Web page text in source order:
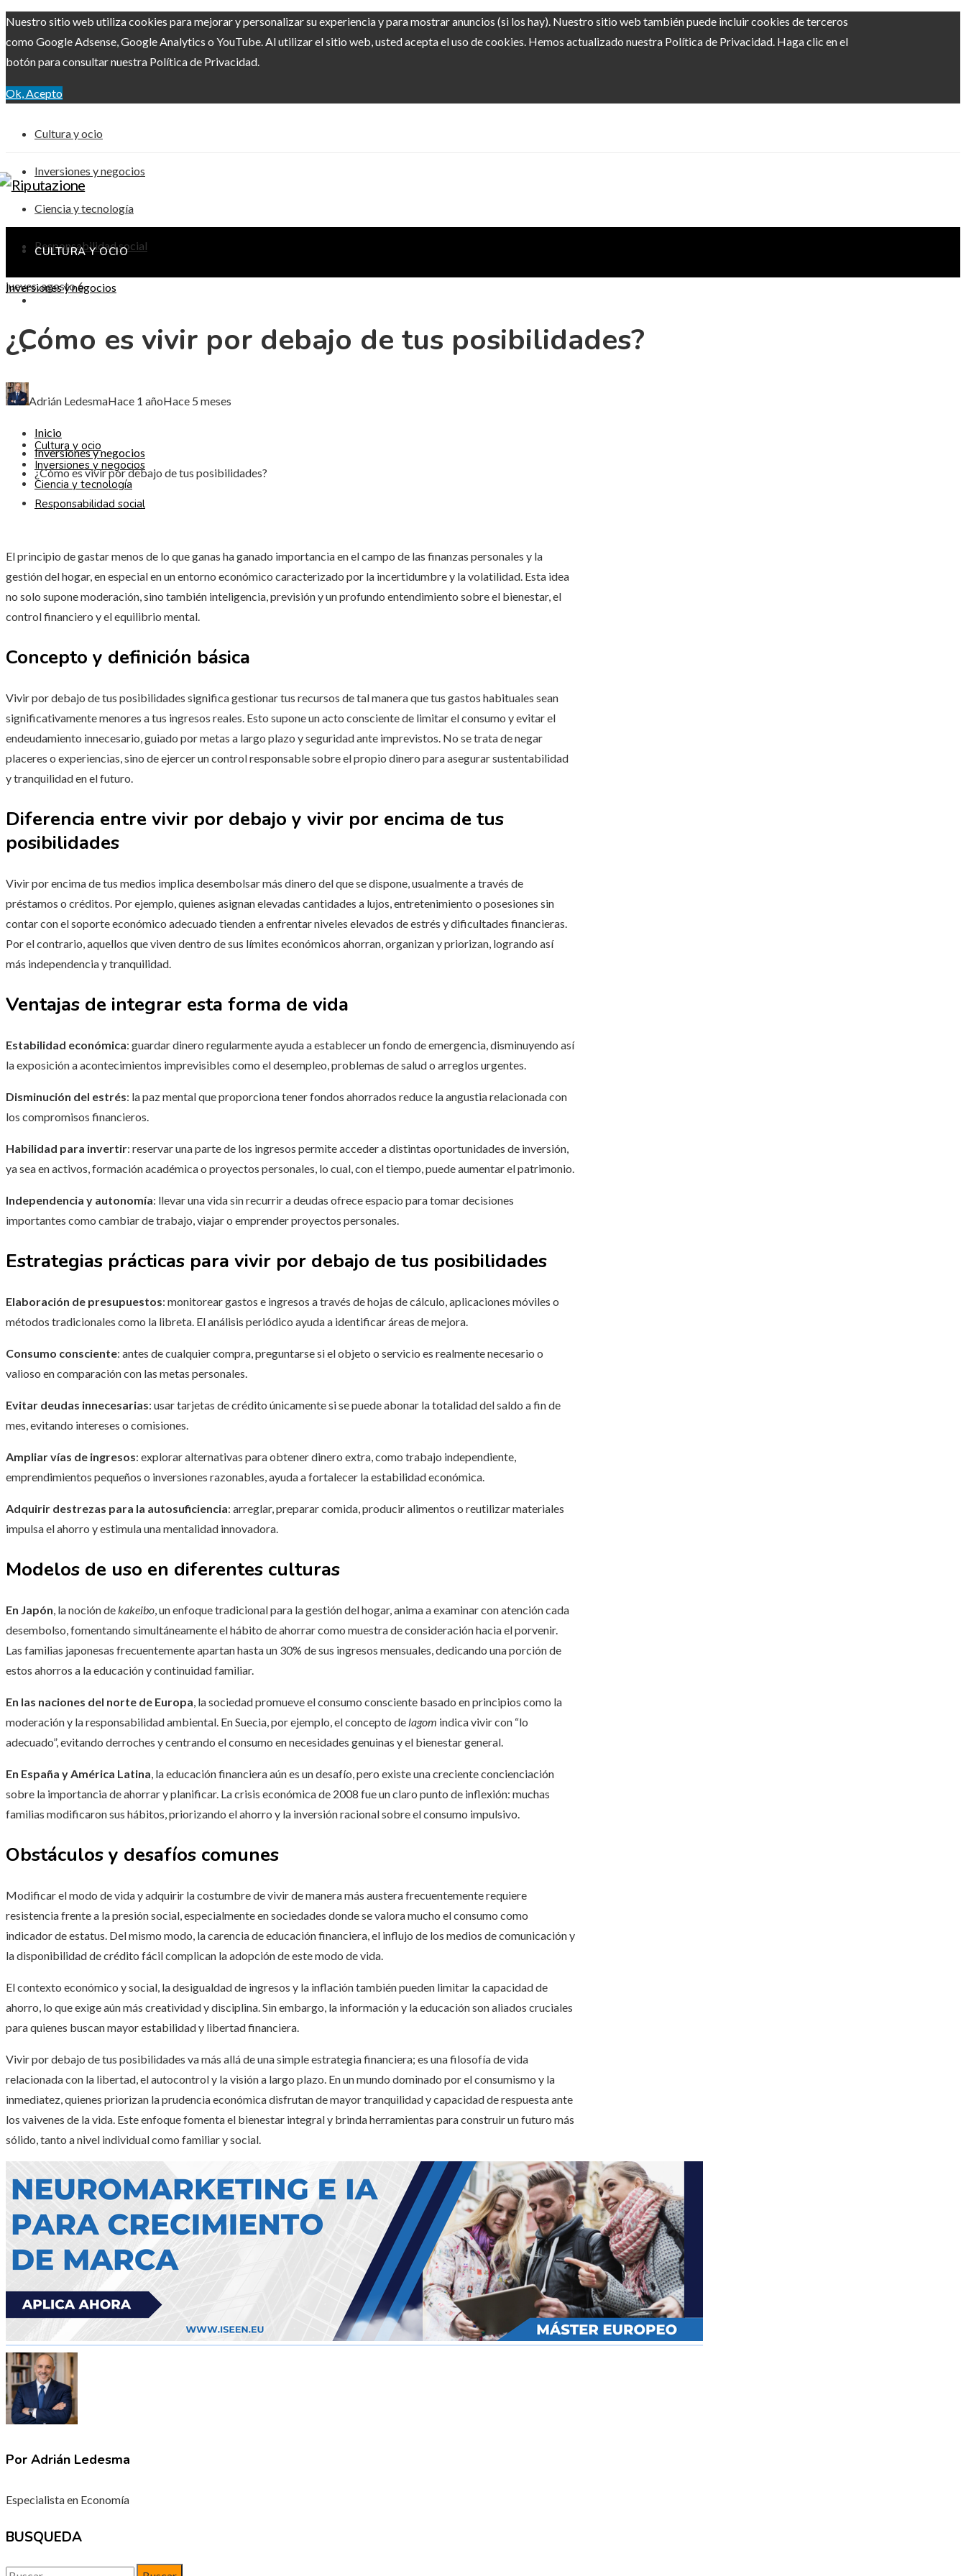
Nuestro sitio web utiliza cookies para mejorar y personalizar su experiencia y para mostrar anuncios (si los hay). Nuestro sitio web también puede incluir cookies de terceros
como Google Adsense, Google Analytics o YouTube. Al utilizar el sitio web, usted acepta el uso de cookies. Hemos actualizado nuestra Política de Privacidad. Haga clic en el
botón para consultar nuestra Política de Privacidad.
Ok, Acepto
Cultura y ocio
Inversiones y negocios
Ciencia y tecnología
Responsabilidad social
jueves, agosto 6
CULTURA Y OCIO
CIENCIA Y TECNOLOGÍA
RESPONSABILIDAD SOCIAL
Cultura y ocio
Inversiones y negocios
Ciencia y tecnología
Responsabilidad social
Inversiones y negocios
¿Cómo es vivir por debajo de tus posibilidades?
Adrián LedesmaHace 1 añoHace 5 meses
Inicio
Inversiones y negocios
¿Cómo es vivir por debajo de tus posibilidades?
El principio de gastar menos de lo que ganas ha ganado importancia en el campo de las finanzas personales y la
gestión del hogar, en especial en un entorno económico caracterizado por la incertidumbre y la volatilidad. Esta idea
no solo supone moderación, sino también inteligencia, previsión y un profundo entendimiento sobre el bienestar, el
control financiero y el equilibrio mental.
Concepto y definición básica
Vivir por debajo de tus posibilidades significa gestionar tus recursos de tal manera que tus gastos habituales sean
significativamente menores a tus ingresos reales. Esto supone un acto consciente de limitar el consumo y evitar el
endeudamiento innecesario, guiado por metas a largo plazo y seguridad ante imprevistos. No se trata de negar
placeres o experiencias, sino de ejercer un control responsable sobre el propio dinero para asegurar sustentabilidad
y tranquilidad en el futuro.
Diferencia entre vivir por debajo y vivir por encima de tus
posibilidades
Vivir por encima de tus medios implica desembolsar más dinero del que se dispone, usualmente a través de
préstamos o créditos. Por ejemplo, quienes asignan elevadas cantidades a lujos, entretenimiento o posesiones sin
contar con el soporte económico adecuado tienden a enfrentar niveles elevados de estrés y dificultades financieras.
Por el contrario, aquellos que viven dentro de sus límites económicos ahorran, organizan y priorizan, logrando así
más independencia y tranquilidad.
Ventajas de integrar esta forma de vida
Estabilidad económica: guardar dinero regularmente ayuda a establecer un fondo de emergencia, disminuyendo así
la exposición a acontecimientos imprevisibles como el desempleo, problemas de salud o arreglos urgentes.
Disminución del estrés: la paz mental que proporciona tener fondos ahorrados reduce la angustia relacionada con
los compromisos financieros.
Habilidad para invertir: reservar una parte de los ingresos permite acceder a distintas oportunidades de inversión,
ya sea en activos, formación académica o proyectos personales, lo cual, con el tiempo, puede aumentar el patrimonio.
Independencia y autonomía: llevar una vida sin recurrir a deudas ofrece espacio para tomar decisiones
importantes como cambiar de trabajo, viajar o emprender proyectos personales.
Estrategias prácticas para vivir por debajo de tus posibilidades
Elaboración de presupuestos: monitorear gastos e ingresos a través de hojas de cálculo, aplicaciones móviles o
métodos tradicionales como la libreta. El análisis periódico ayuda a identificar áreas de mejora.
Consumo consciente: antes de cualquier compra, preguntarse si el objeto o servicio es realmente necesario o
valioso en comparación con las metas personales.
Evitar deudas innecesarias: usar tarjetas de crédito únicamente si se puede abonar la totalidad del saldo a fin de
mes, evitando intereses o comisiones.
Ampliar vías de ingresos: explorar alternativas para obtener dinero extra, como trabajo independiente,
emprendimientos pequeños o inversiones razonables, ayuda a fortalecer la estabilidad económica.
Adquirir destrezas para la autosuficiencia: arreglar, preparar comida, producir alimentos o reutilizar materiales
impulsa el ahorro y estimula una mentalidad innovadora.
Modelos de uso en diferentes culturas
En Japón, la noción dekakeibo, un enfoque tradicional para la gestión del hogar, anima a examinar con atención cada
desembolso, fomentando simultáneamente el hábito de ahorrar como muestra de consideración hacia el porvenir.
Las familias japonesas frecuentemente apartan hasta un 30% de sus ingresos mensuales, dedicando una porción de
estos ahorros a la educación y continuidad familiar.
En las naciones del norte de Europa, la sociedad promueve el consumo consciente basado en principios como la
moderación y la responsabilidad ambiental. En Suecia, por ejemplo, el concepto de lagom indica vivir con “lo
adecuado”, evitando derroches y centrando el consumo en necesidades genuinas y el bienestar general.
En España y América Latina, la educación financiera aún es un desafío, pero existe una creciente concienciación
sobre la importancia de ahorrar y planificar. La crisis económica de 2008 fue un claro punto de inflexión: muchas
familias modificaron sus hábitos, priorizando el ahorro y la inversión racional sobre el consumo impulsivo.
Obstáculos y desafíos comunes
Modificar el modo de vida y adquirir la costumbre de vivir de manera más austera frecuentemente requiere
resistencia frente a la presión social, especialmente en sociedades donde se valora mucho el consumo como
indicador de estatus. Del mismo modo, la carencia de educación financiera, el influjo de los medios de comunicación y
la disponibilidad de crédito fácil complican la adopción de este modo de vida.
El contexto económico y social, la desigualdad de ingresos y la inflación también pueden limitar la capacidad de
ahorro, lo que exige aún más creatividad y disciplina. Sin embargo, la información y la educación son aliados cruciales
para quienes buscan mayor estabilidad y libertad financiera.
Vivir por debajo de tus posibilidades va más allá de una simple estrategia financiera; es una filosofía de vida
relacionada con la libertad, el autocontrol y la visión a largo plazo. En un mundo dominado por el consumismo y la
inmediatez, quienes priorizan la prudencia económica disfrutan de mayor tranquilidad y capacidad de respuesta ante
los vaivenes de la vida. Este enfoque fomenta el bienestar integral y brinda herramientas para construir un futuro más
sólido, tanto a nivel individual como familiar y social.
Por Adrián Ledesma
Especialista en Economía
BUSQUEDA
Buscar: